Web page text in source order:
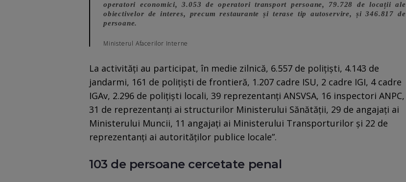
operatori economici, 3.053 de operatori transport persoane, 79.728 de locații ale
obiectivelor de interes, precum restaurante și terase tip autoservire, și 346.817 de
persoane.
Ministerul Afacerilor Interne
La activități au participat, în medie zilnică, 6.557 de polițiști, 4.143 de
jandarmi, 161 de polițiști de frontieră, 1.207 cadre ISU, 2 cadre IGI, 4 cadre
IGAv, 2.296 de polițiști locali, 39 reprezentanți ANSVSA, 16 inspectori ANPC,
31 de reprezentanți ai structurilor Ministerului Sănătății, 29 de angajați ai
Ministerului Muncii, 11 angajați ai Ministerului Transporturilor și 22 de
reprezentanți ai autorităților publice locale”.
103 de persoane cercetate penal